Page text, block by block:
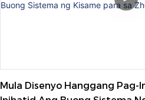
Mula Disenyo Hanggang Pag-